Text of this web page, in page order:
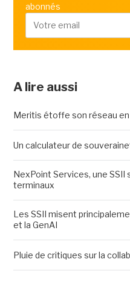
abonnés
A lire aussi
Meritis étoffe son réseau en
Un calculateur de
NexPoint Services, une
terminaux
Les SSII misent
et la GenAI
Pluie de critiques sur la